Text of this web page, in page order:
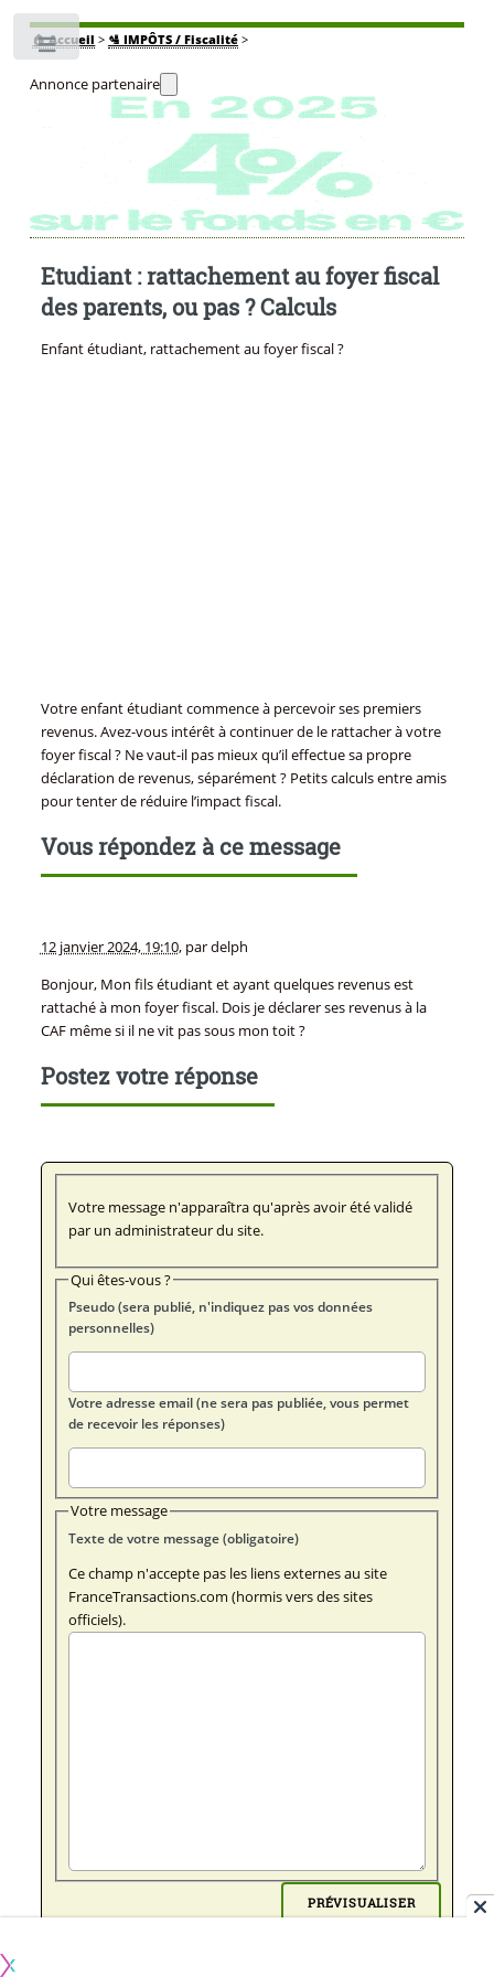
🏠Accueil > 🛂 IMPÔTS / Fiscalité>
Annonce partenaire
Etudiant : rattachement au foyer fiscal
des parents, ou pas ? Calculs
Enfant étudiant, rattachement au foyer fiscal ?
Votre enfant étudiant commence à percevoir ses premiers
revenus. Avez-vous intérêt à continuer de le rattacher à votre
foyer fiscal ? Ne vaut-il pas mieux qu’il effectue sa propre
déclaration de revenus, séparément ? Petits calculs entre amis
pour tenter de réduire l’impact fiscal.
Vous répondez à ce message
12 janvier 2024, 19:10, pardelph
Bonjour, Mon fils étudiant et ayant quelques revenus est
rattaché à mon foyer fiscal. Dois je déclarer ses revenus à la
CAF même si il ne vit pas sous mon toit ?
Postez votre réponse
Votre message n'apparaîtra qu'après avoir été validé
par un administrateur du site.
Qui êtes-vous ?
Pseudo (sera publié, n'indiquez pas vos données
personnelles)
Votre adresse email (ne sera pas publiée, vous permet
de recevoir les réponses)
Votre message
Texte de votre message (obligatoire)
Ce champ n'accepte pas les liens externes au site
FranceTransactions.com (hormis vers des sites
officiels).
Toggle